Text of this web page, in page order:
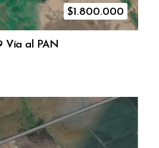
$1.800.000
Vía al PAN